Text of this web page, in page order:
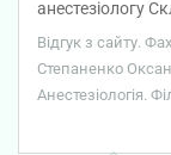
анестезіологу
ендоскопісту
Відгук з сайту.
Степаненко
Анестезіологія.